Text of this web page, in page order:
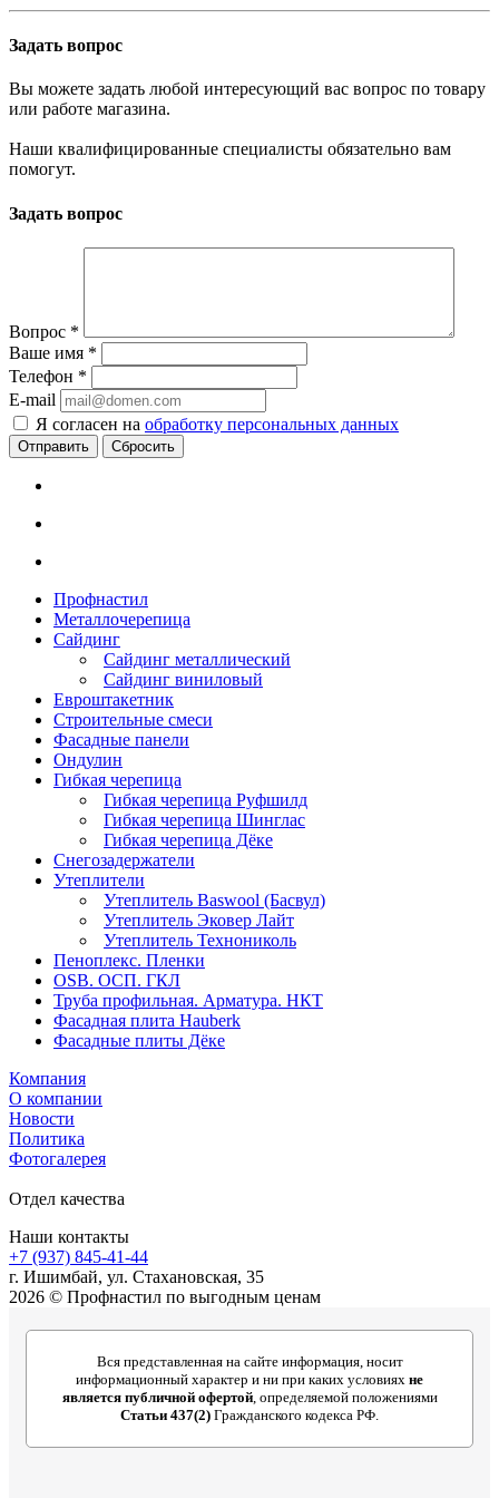
Задать вопрос
Вы можете задать любой интересующий вас вопрос по товару
или работе магазина.
Наши квалифицированные специалисты обязательно вам
помогут.
Задать вопрос
Вопрос *
Ваше имя *
Телефон *
E-mail
Я согласен на обработку персональных данных
Сбросить
Профнастил
Металлочерепица
Сайдинг
Сайдинг металлический
Сайдинг виниловый
Евроштакетник
Строительные смеси
Фасадные панели
Ондулин
Гибкая черепица
Гибкая черепица Руфшилд
Гибкая черепица Шинглас
Гибкая черепица Дёке
Снегозадержатели
Утеплители
Утеплитель Baswool (Басвул)
Утеплитель Эковер Лайт
Утеплитель Технониколь
Пеноплекс. Пленки
OSB. ОСП. ГКЛ
Труба профильная. Арматура. НКТ
Фасадная плита Hauberk
Фасадные плиты Дёке
Компания
О компании
Новости
Политика
Фотогалерея
Отдел качества
Наши контакты
+7 (937) 845-41-44
г. Ишимбай, ул. Стахановская, 35
2026 © Профнастил по выгодным ценам
Вся представленная на сайте информация, носит
информационный характер и ни при каких условиях не
является публичной офертой, определяемой положениями
Статьи 437(2) Гражданского кодекса РФ.